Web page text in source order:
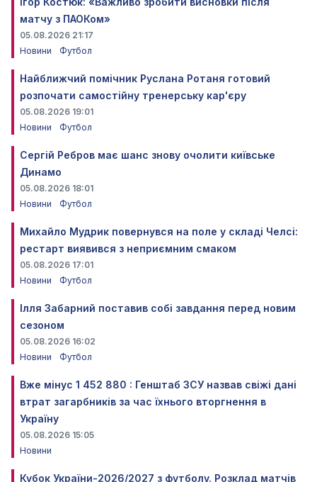
матчу з ПАОКом»
05.08.2026 21:17
Новини
Футбол
Найближчий помічник Руслана Ротаня готовий
розпочати самостійну тренерську кар'єру
05.08.2026 19:01
Новини
Футбол
Сергій Ребров має шанс знову очолити київське
Динамо
05.08.2026 18:01
Новини
Футбол
Михайло Мудрик повернувся на поле у складі Челсі:
рестарт виявився з неприємним смаком
05.08.2026 17:01
Новини
Футбол
Ілля Забарний поставив собі завдання перед новим
сезоном
05.08.2026 16:02
Новини
Футбол
Вже мінус 1 452 880 : Генштаб ЗСУ назвав свіжі дані
втрат загарбників за час їхнього вторгнення в
Україну
05.08.2026 15:05
Новини
Кубок України-2026/2027 з футболу. Розклад матчів